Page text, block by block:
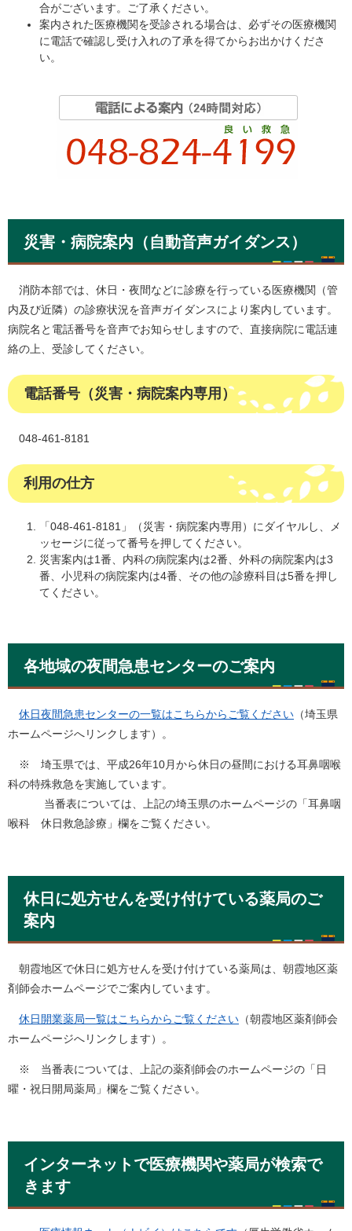
合がございます。ご了承ください。
案内された医療機関を受診される場合は、必ずその医療機関
に電話で確認し受け入れの了承を得てからお出かけくださ
い。
災害・病院案内（自動音声ガイダンス）
消防本部では、休日・夜間などに診療を行っている医療機関（管
内及び近隣）の診療状況を音声ガイダンスにより案内しています。
病院名と電話番号を音声でお知らせしますので、直接病院に電話連
絡の上、受診してください。
電話番号（災害・病院案内専用）
048-461-8181
利用の仕方
「048-461-8181」（災害・病院案内専用）にダイヤルし、メ
ッセージに従って番号を押してください。
災害案内は1番、内科の病院案内は2番、外科の病院案内は3
番、小児科の病院案内は4番、その他の診療科目は5番を押し
てください。
各地域の夜間急患センターのご案内
休日夜間急患センターの一覧はこちらからご覧ください （埼玉県
ホームページへリンクします）。
※ 埼玉県では、平成26年10月から休日の昼間における耳鼻咽喉
科の特殊救急を実施しています。
当番表については、上記の埼玉県のホームページの「耳鼻咽
喉科 休日救急診療」欄をご覧ください。
休日に処方せんを受け付けている薬局のご
案内
朝霞地区で休日に処方せんを受け付けている薬局は、朝霞地区薬
剤師会ホームページでご案内しています。
休日開業薬局一覧はこちらからご覧ください （朝霞地区薬剤師会
ホームページへリンクします）。
※ 当番表については、上記の薬剤師会のホームページの「日
曜・祝日開局薬局」欄をご覧ください。
インターネットで医療機関や薬局が検索で
きます